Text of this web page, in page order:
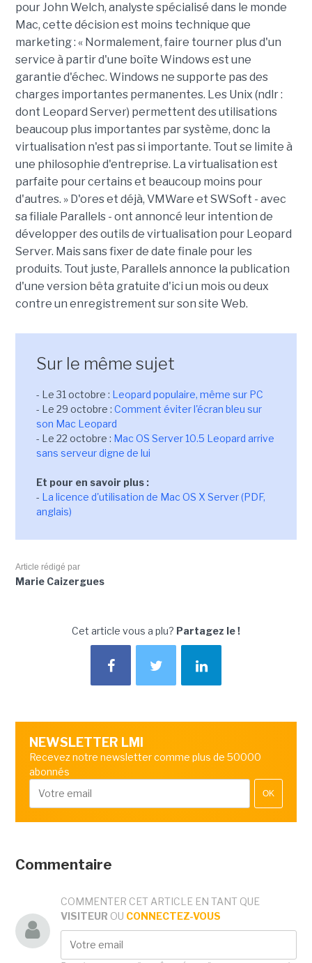
pour John Welch, analyste spécialisé dans le monde
Mac, cette décision est moins technique que
marketing : « Normalement, faire tourner plus d'un
service à partir d'une boîte Windows est une
garantie d'échec. Windows ne supporte pas des
charges importantes permanentes. Les Unix (ndlr :
dont Leopard Server) permettent des utilisations
beaucoup plus importantes par système, donc la
virtualisation n'est pas si importante. Tout se limite à
une philosophie d'entreprise. La virtualisation est
parfaite pour certains et beaucoup moins pour
d'autres. » D'ores et déjà, VMWare et SWSoft - avec
sa filiale Parallels - ont annoncé leur intention de
développer des outils de virtualisation pour Leopard
Server. Mais sans fixer de date finale pour les
produits. Tout juste, Parallels annonce la publication
d'une version bêta gratuite d'ici un mois ou deux
contre un enregistrement sur son site Web.
Sur le même sujet
- Le 31 octobre : Leopard populaire, même sur PC
- Le 29 octobre : Comment éviter l'écran bleu sur
son Mac Leopard
- Le 22 octobre : Mac OS Server 10.5 Leopard arrive
sans serveur digne de lui
Et pour en savoir plus :
- La licence d'utilisation de Mac OS X Server (PDF,
anglais)
Article rédigé par
Marie Caizergues
Cet article vous a plu? Partagez le !
NEWSLETTER LMI
Recevez notre newsletter comme plus de 50000
abonnés
OK
Commentaire
COMMENTER CET ARTICLE EN TANT QUE
VISITEUR OU CONNECTEZ-VOUS